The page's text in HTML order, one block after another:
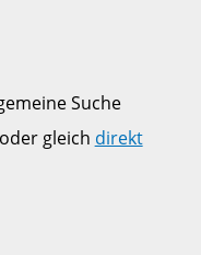
Suche
gleich direkt